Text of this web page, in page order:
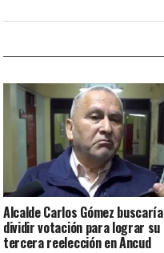
Alcalde Carlos Gómez buscaría
dividir votación para lograr su
tercera reelección en Ancud